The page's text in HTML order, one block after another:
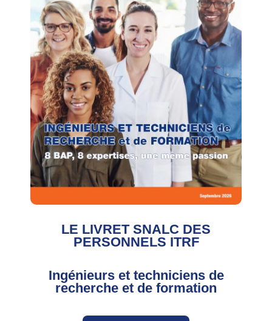
LE LIVRET SNALC DES
PERSONNELS ITRF
Ingénieurs et techniciens de
recherche et de formation